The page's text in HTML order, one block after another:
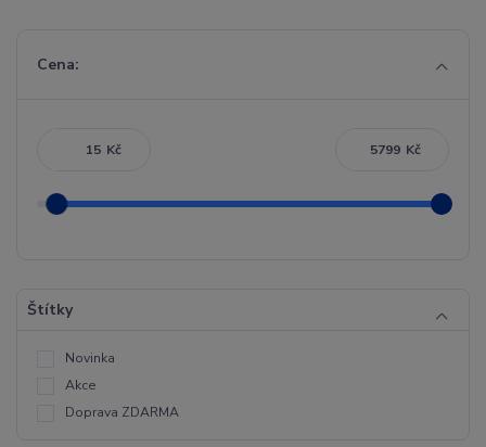
Cena:
Kč Kč
Štítky
Novinka
Akce
Doprava ZDARMA